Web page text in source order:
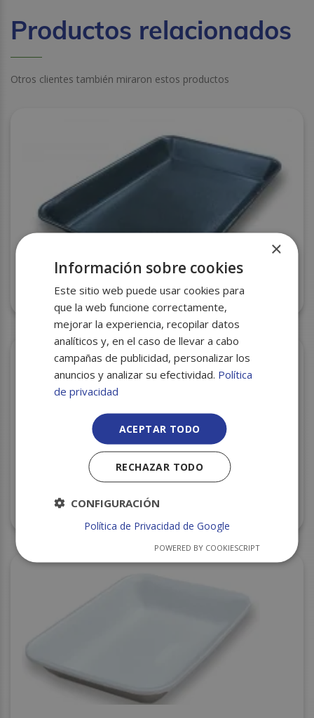
Productos relacionados
Otros clientes también miraron estos productos
S/1120
BANDEJA CORCHO 70P (70) 180X135X25 S/750
×
Información sobre cookies
Este sitio web puede usar cookies para
que la web funcione correctamente,
mejorar la experiencia, recopilar datos
analíticos y, en el caso de llevar a cabo
campañas de publicidad, personalizar los
anuncios y analizar su efectividad. Política
de privacidad
ACEPTAR TODO
RECHAZAR TODO
CONFIGURACIÓN
Política de Privacidad de Google
POWERED BY COOKIESCRIPT